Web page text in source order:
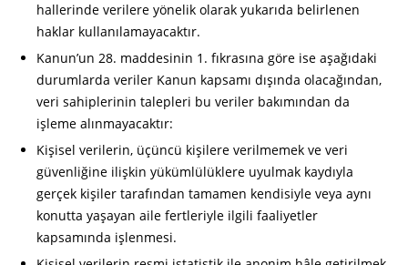
hallerinde verilere yönelik olarak yukarıda belirlenen
haklar kullanılamayacaktır.
Kanun’un 28. maddesinin 1. fıkrasına göre ise aşağıdaki
durumlarda veriler Kanun kapsamı dışında olacağından,
veri sahiplerinin talepleri bu veriler bakımından da
işleme alınmayacaktır:
Kişisel verilerin, üçüncü kişilere verilmemek ve veri
güvenliğine ilişkin yükümlülüklere uyulmak kaydıyla
gerçek kişiler tarafından tamamen kendisiyle veya aynı
konutta yaşayan aile fertleriyle ilgili faaliyetler
kapsamında işlenmesi.